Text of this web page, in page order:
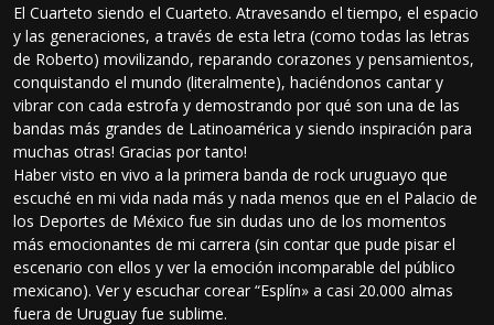
El Cuarteto siendo el Cuarteto. Atravesando el tiempo, el espacio
y las generaciones, a través de esta letra (como todas las letras
de Roberto) movilizando, reparando corazones y pensamientos,
conquistando el mundo (literalmente), haciéndonos cantar y
vibrar con cada estrofa y demostrando por qué son una de las
bandas más grandes de Latinoamérica y siendo inspiración para
muchas otras! Gracias por tanto!
Haber visto en vivo a la primera banda de rock uruguayo que
escuché en mi vida nada más y nada menos que en el Palacio de
los Deportes de México fue sin dudas uno de los momentos
más emocionantes de mi carrera (sin contar que pude pisar el
escenario con ellos y ver la emoción incomparable del público
mexicano). Ver y escuchar corear “Esplín» a casi 20.000 almas
fuera de Uruguay fue sublime.